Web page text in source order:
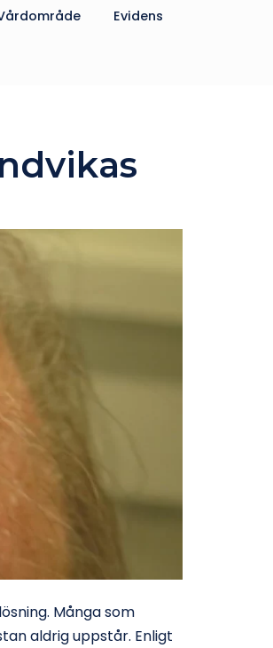
Evidens
Många som
aldrig uppstår. Enligt